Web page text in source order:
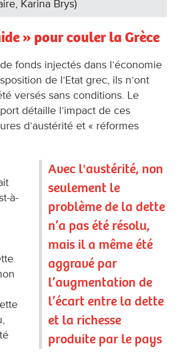
Karina Brys)
» pour couler la Grèce
fonds injectés dans l’économie
de l’Etat grec, ils n’ont
versés sans conditions. Le
détaille l’impact de ces
d’austérité et « réformes
Avec l'austérité, non
seulement le
problème de la dette
n’a pas été résolu,
mais il a même été
aggravé par
l’augmentation de
l’écart entre la dette
et la richesse
produite par le pays
à-